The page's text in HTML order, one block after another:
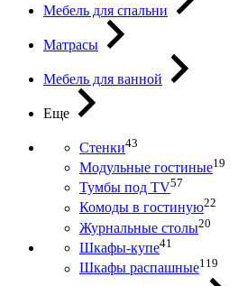
Мебель для спальни
Матрасы
Мебель для ванной
Еще
Стенки43
Модульные гостиные19
Тумбы под ТV57
Комоды в гостиную22
Журнальные столы20
Шкафы-купе41
Шкафы распашные119